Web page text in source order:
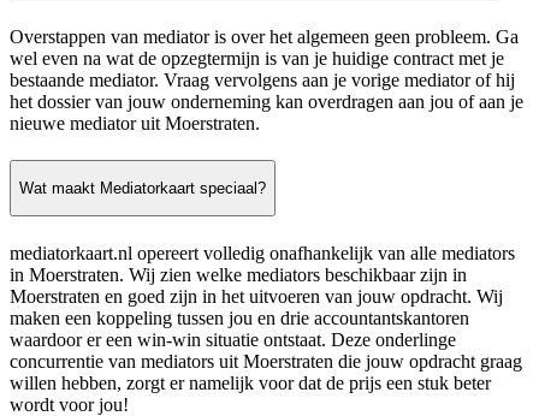
Overstappen van mediator is over het algemeen geen probleem. Ga
wel even na wat de opzegtermijn is van je huidige contract met je
bestaande mediator. Vraag vervolgens aan je vorige mediator of hij
het dossier van jouw onderneming kan overdragen aan jou of aan je
nieuwe mediator uit Moerstraten.
Wat maakt Mediatorkaart speciaal?
mediatorkaart.nl opereert volledig onafhankelijk van alle mediators
in Moerstraten. Wij zien welke mediators beschikbaar zijn in
Moerstraten en goed zijn in het uitvoeren van jouw opdracht. Wij
maken een koppeling tussen jou en drie accountantskantoren
waardoor er een win-win situatie ontstaat. Deze onderlinge
concurrentie van mediators uit Moerstraten die jouw opdracht graag
willen hebben, zorgt er namelijk voor dat de prijs een stuk beter
wordt voor jou!